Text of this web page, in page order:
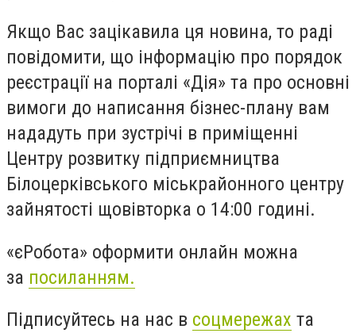
Якщо Вас зацікавила ця новина, то раді
повідомити, що інформацію про порядок
реєстрації на порталі «Дія» та про основні
вимоги до написання бізнес-плану вам
нададуть при зустрічі в приміщенні
Центру розвитку підприємництва
Білоцерківського міськрайонного центру
зайнятості щовівторка о 14:00 годині.
«єРобота» оформити онлайн можна
за посиланням.
Підписуйтесь на нас в соцмережах та